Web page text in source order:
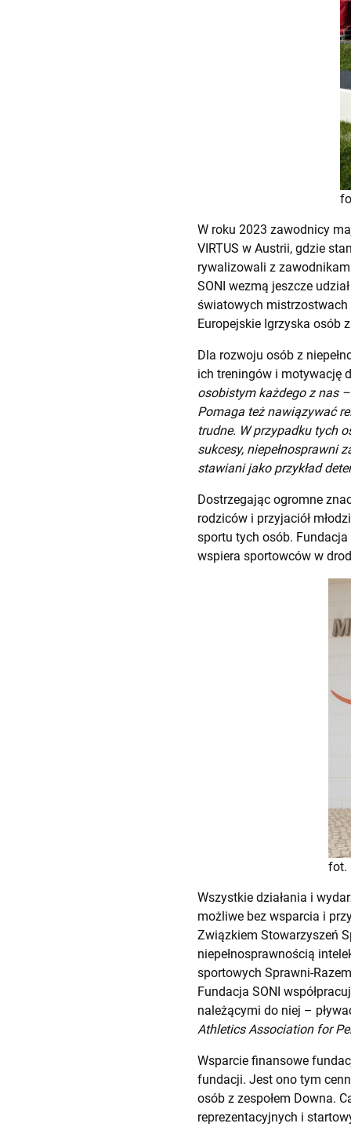
W roku 2023 zawodnicy
VIRTUS w Austrii, gdzie
rywalizowali z
SONI wezmą jeszcze
światowych mistrzostwach
Europejskie Igrzyska osób
Dla rozwoju osób z
ich treningów i motywację
osobistym każdego z nas
Pomaga też nawiązywać
trudne. W przypadku tych
sukcesy, niepełnosprawni
stawiani jako przykład
Dostrzegając ogromne
rodziców i przyjaciół
sportu tych osób.
wspiera sportowców w
fot.
Wszystkie działania i
możliwe bez wsparcia i
Związkiem Stowarzyszeń
niepełnosprawnością
sportowych Sprawni-
Fundacja SONI
należącymi do niej –
Athletics Association for
Wsparcie finansowe
fundacji. Jest ono tym
osób z zespołem Downa.
reprezentacyjnych i